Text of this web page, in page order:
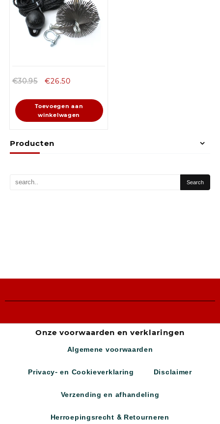
Producten
€30.95 €26.50
Toevoegen aan
winkelwagen
Onze voorwaarden en verklaringen
Algemene voorwaarden
Privacy- en Cookieverklaring
Disclaimer
Verzending en afhandeling
Herroepingsrecht & Retourneren